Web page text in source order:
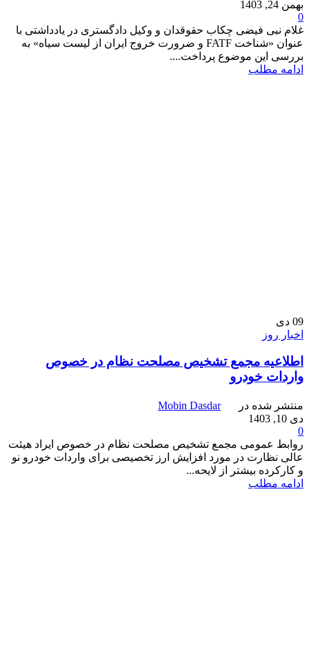
بهمن 24, 1403
0
غلام نبی فیضی چکاب حقوقدان و وکیل دادگستری در یادداشتی با
عنوان «شناخت FATF و ضرورت خروج ایران از لیست سیاه» به
بررسی این موضوع پرداخت....
ادامه مطلب
09 دی
اخبار روز
اطلاعیه مجمع تشخیص مصلحت نظام در خصوص
واردات خودرو
منتشر شده در
Mobin Dasdar
دی 10, 1403
0
روابط عمومی مجمع تشخیص مصلحت نظام در خصوص ایراد هیئت
عالی نظارت در مورد افزایش ارز تخصیصی برای واردات خودرو نو
و کارکرده بیشتر از لایحه...
ادامه مطلب